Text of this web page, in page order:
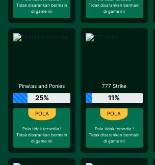
Tidak disarankan bermain
di game ini
Tidak disarankan bermain
di game ini
Pinatas and Ponies
25%
Pola tidak tersedia !
Tidak disarankan bermain
di game ini
777 Strike
11%
Pola tidak tersedia !
Tidak disarankan bermain
di game ini